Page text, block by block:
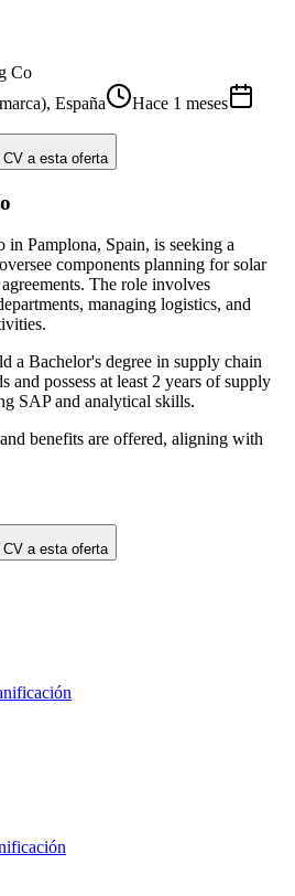
Co
, España
Hace 1 meses
a esta oferta
Pamplona, Spain, is seeking a
components planning for solar
The role involves
managing logistics, and
a Bachelor's degree in supply chain
and possess at least 2 years of supply
SAP and analytical skills.
benefits are offered, aligning with
a esta oferta